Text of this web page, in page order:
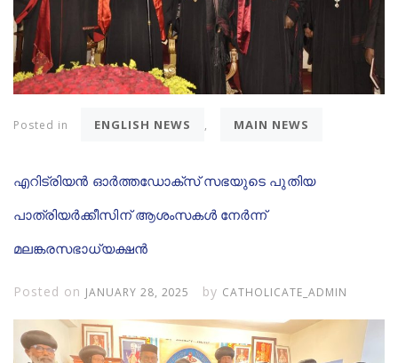
Posted in ENGLISH NEWS , MAIN NEWS
എറിട്രിയൻ ഓർത്തഡോക്സ് സഭയുടെ പുതിയ
പാത്രിയർക്കീസിന് ആശംസകൾ നേർന്ന്
മലങ്കരസഭാധ്യക്ഷൻ
Posted on JANUARY 28, 2025 by CATHOLICATE_ADMIN